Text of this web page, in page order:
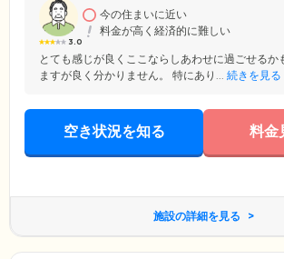
3.0
今の住まいに近い
料金が高く経済的に難しい
とても感じが良くここならしあわせに過ごせるか
ますが良く分かりません。 特にあり... 続きを見る
空き状況を知る 料金
施設の詳細を見る